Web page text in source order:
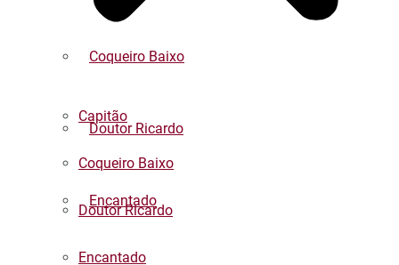
Coqueiro Baixo
Doutor Ricardo
Encantado
Capitão
Coqueiro Baixo
Doutor Ricardo
Encantado